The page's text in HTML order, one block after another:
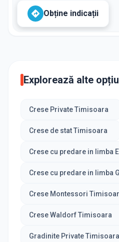
Obține indicații
Explorează alte
Crese Private Timisoara
Crese de stat Timisoara
Crese cu predare in limba
Crese cu predare in limba
Crese Montessori
Crese Waldorf Timisoara
Gradinite Private Timisoara